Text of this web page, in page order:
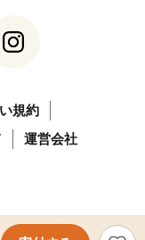
規約
運営会社